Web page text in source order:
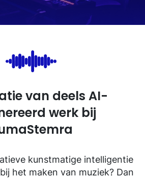
van deels AI-
werk bij
kunstmatige intelligentie
het maken van muziek? Dan